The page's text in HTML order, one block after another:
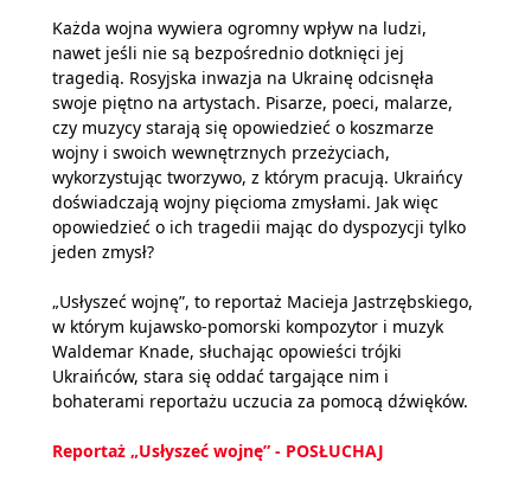
Każda wojna wywiera ogromny wpływ na ludzi,
nawet jeśli nie są bezpośrednio dotknięci jej
tragedią. Rosyjska inwazja na Ukrainę odcisnęła
swoje piętno na artystach. Pisarze, poeci, malarze,
czy muzycy starają się opowiedzieć o koszmarze
wojny i swoich wewnętrznych przeżyciach,
wykorzystując tworzywo, z którym pracują. Ukraińcy
doświadczają wojny pięcioma zmysłami. Jak więc
opowiedzieć o ich tragedii mając do dyspozycji tylko
jeden zmysł?
„Usłyszeć wojnę”, to reportaż Macieja Jastrzębskiego,
w którym kujawsko-pomorski kompozytor i muzyk
Waldemar Knade, słuchając opowieści trójki
Ukraińców, stara się oddać targające nim i
bohaterami reportażu uczucia za pomocą dźwięków.
Reportaż „Usłyszeć wojnę” - POSŁUCHAJ